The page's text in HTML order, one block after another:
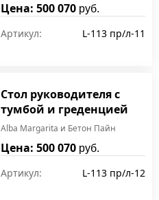
Цена: 500 070 руб.
Артикул: L-113 пр/л-11
Стол руководителя с
тумбой и греденцией
Alba Margarita и Бетон Пайн
Цена: 500 070 руб.
Артикул: L-113 пр/л-12